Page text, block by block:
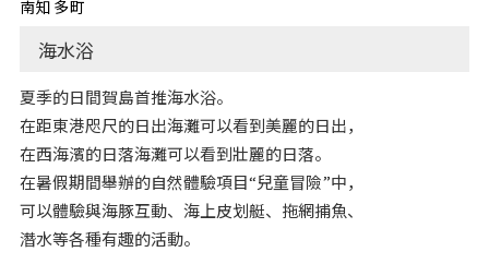
南知多町
海水浴
夏季的日間賀島首推海水浴。
在距東港咫尺的日出海灘可以看到美麗的日出，
在西海濱的日落海灘可以看到壯麗的日落。
在暑假期間舉辦的自然體驗項目“兒童冒險”中，
可以體驗與海豚互動、海上皮划艇、拖網捕魚、
潛水等各種有趣的活動。